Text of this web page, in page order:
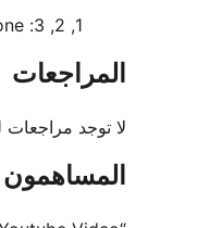
مراجعات لهذه الإضافة.
والمطوّرون